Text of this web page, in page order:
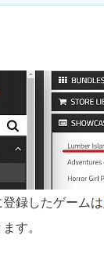
録したゲームは
す。